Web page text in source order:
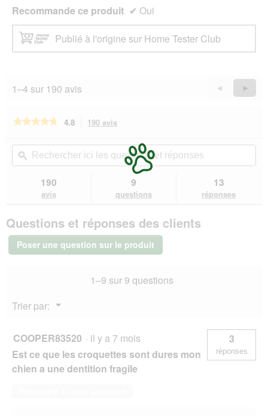
Recommande ce produit ✔ Oui
Publié à l'origine sur Home Tester Club
1–4 sur 190 avis
Précédent
Reviews
◄ ►
★★★★★
★★★★★
5
les
sur
Gastrointestinal
Biome
Digestive
4.8 190 avis
vous
redirigera
vers
avis.
Rechercher
ici
les
questions
réponses
ϙ
190
avis
9
questions
13
réponses
Questions et réponses des clients
Poser une question sur le produit
1–9 sur 9 questions
Trier par:
▼
Menu
COOPER83520 · il y a 7 mois
Est ce que les croquettes sont dures mon
chien a une dentition fragile
3
réponses